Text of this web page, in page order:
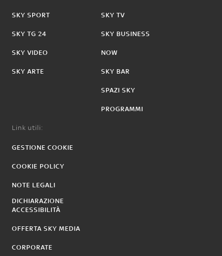
SKY SPORT
SKY TG 24
SKY VIDEO
SKY ARTE
SKY TV
SKY BUSINESS
NOW
SKY BAR
SPAZI SKY
PROGRAMMI
Link utili:
GESTIONE COOKIE
COOKIE POLICY
NOTE LEGALI
DICHIARAZIONE
ACCESSIBILITÀ
OFFERTA SKY MEDIA
CORPORATE